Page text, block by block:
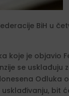
BiH u
koje je objavio
se usklađuju
Odluka
bit